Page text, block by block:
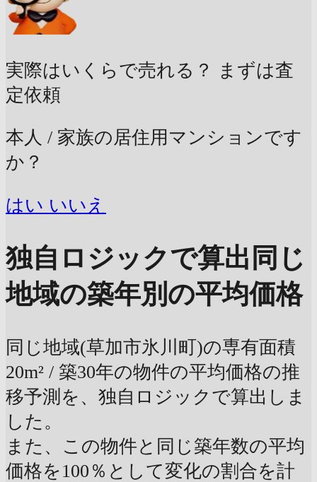
実際はいくらで売れる？
まずは査
定依頼
本人 / 家族の居住用マンションです
か？
はい いいえ
独自ロジックで算出 同じ
地域の築年別の平均価格
同じ地域(草加市氷川町)の専有面積
20m² / 築30年の物件の平均価格の推
移予測を、独自ロジックで算出しま
した。
また、この物件と同じ築年数の平均
価格を100％として変化の割合を計